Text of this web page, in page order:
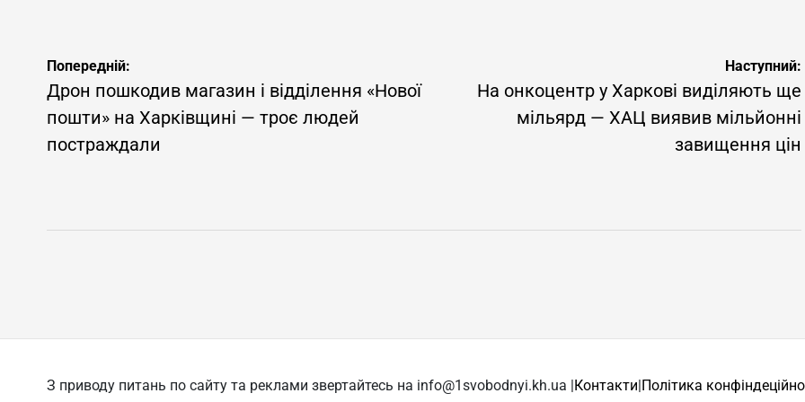
Навігація
записів
Попередній:
Дрон пошкодив магазин і відділення «Нової
пошти» на Харківщині — троє людей
постраждали
Наступний:
На онкоцентр у Харкові виділяють ще
мільярд — ХАЦ виявив мільйонні
завищення цін
З приводу питань по сайту та реклами звертайтесь на info@1svobodnyi.kh.ua | Контакти Політика